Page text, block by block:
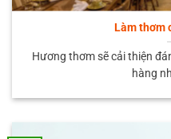
Làm thơm
Hương thơm sẽ cải thiện
hàng